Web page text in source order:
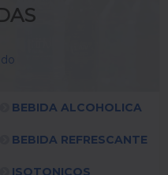
BEBIDA ALCOHOLICA
BEBIDA REFRESCANTE
ISOTONICOS